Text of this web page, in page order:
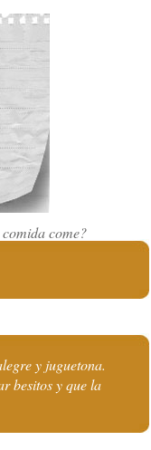
come?
y juguetona.
besitos y que la